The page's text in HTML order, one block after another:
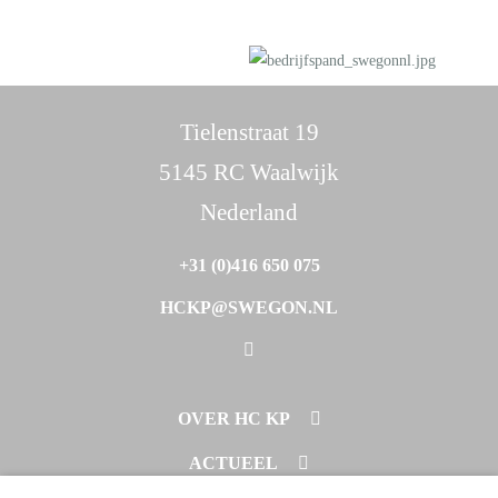
Tielenstraat 19
5145 RC Waalwijk
Nederland
+31 (0)416 650 075
HCKP@SWEGON.NL
OVER HC KP
PROJECTEN
ACTUEEL